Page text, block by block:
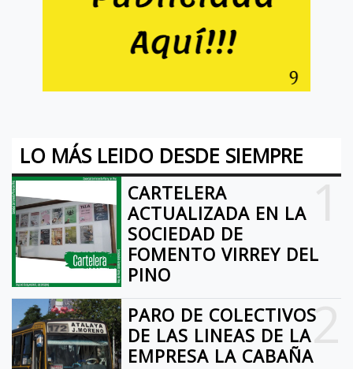
LO MÁS LEIDO DESDE SIEMPRE
CARTELERA
ACTUALIZADA EN LA
SOCIEDAD DE
FOMENTO VIRREY DEL
PINO
2
PARO DE COLECTIVOS
DE LAS LINEAS DE LA
EMPRESA LA CABAÑA